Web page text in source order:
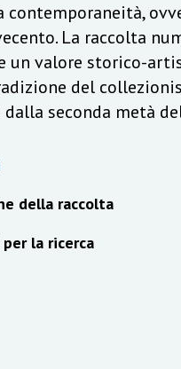
contemporaneità,
La raccolta
un valore storico-
del
seconda metà
della raccolta
la ricerca